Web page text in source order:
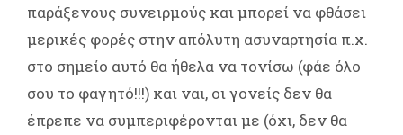
παράξενους συνειρμούς και μπορεί να φθάσει
μερικές φορές στην απόλυτη ασυναρτησία π.χ.
στο σημείο αυτό θα ήθελα να τονίσω (φάε όλο
σου το φαγητό!!!) και ναι, οι γονείς δεν θα
έπρεπε να συμπεριφέρονται με (όχι, δεν θα